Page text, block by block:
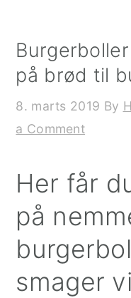
på brød til
8. marts 2019 By
a Comment
Her får
på
smager